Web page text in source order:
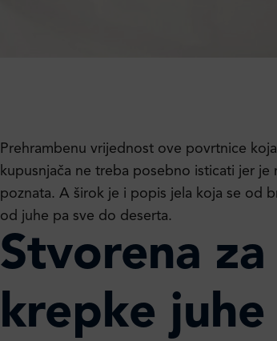
Prehrambenu vrijednost ove povrtnice
kupusnjača ne treba posebno isticati jer je
poznata. A širok je i popis jela koja se od
od juhe pa sve do deserta.
Stvorena
krepke juhe